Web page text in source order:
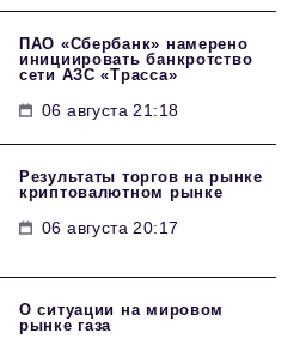
ПАО «Сбербанк» намерено
инициировать банкротство
сети АЗС «Трасса»
06 августа 21:18
Результаты торгов на рынке
криптовалютном рынке
06 августа 20:17
О ситуации на мировом
рынке газа